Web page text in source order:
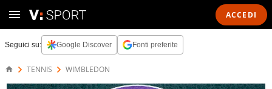
ACCEDI
Seguici su: Google Discover Fonti preferite
TENNIS WIMBLEDON